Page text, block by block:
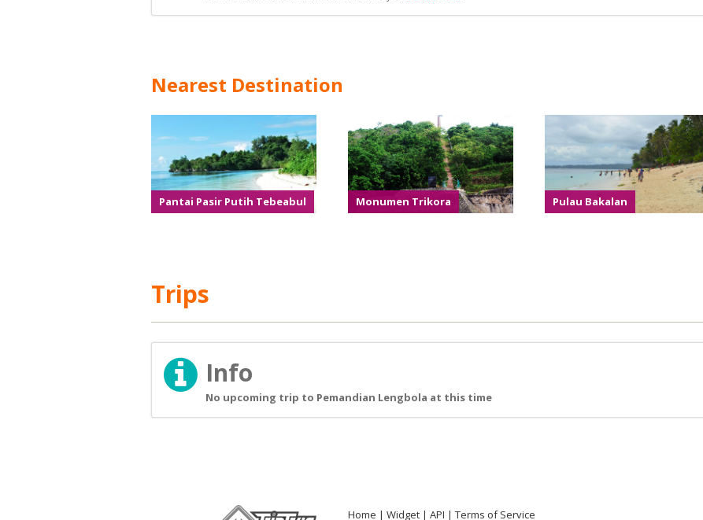
Nearest Destination
Pantai Pasir Putih Tebeabul Monumen Trikora Pulau Bakalan
Trips
Info
No upcoming trip to Pemandian Lengbola at this time
Home Widget API Terms of Service